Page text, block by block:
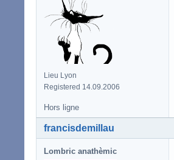
Lieu Lyon
Registered 14.09.2006
Hors ligne
francisdemillau
Lombric anathèmic